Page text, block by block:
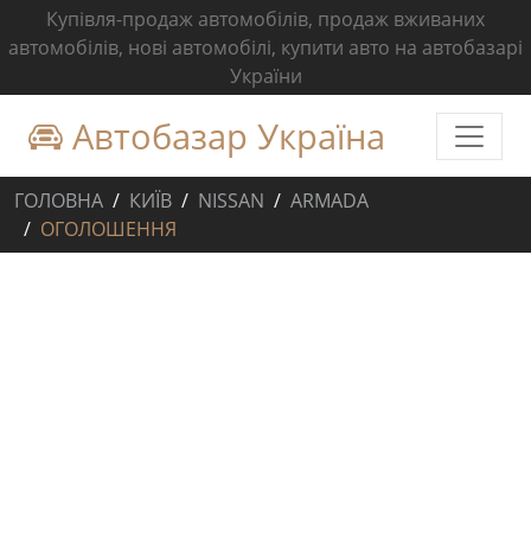
Купівля-продаж автомобілів, продаж вживаних
автомобілів, нові автомобілі, купити авто на автобазарі
України
Автобазар Україна
ГОЛОВНА КИЇВ NISSAN
ARMADA
ОГОЛОШЕННЯ